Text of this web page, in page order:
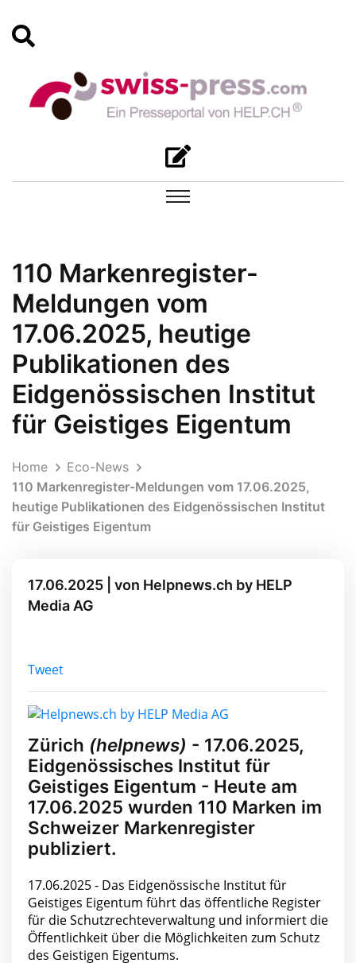
110 Markenregister-
Meldungen vom
17.06.2025, heutige
Publikationen des
Eidgenössischen Institut
für Geistiges Eigentum
Home
Eco-News
110 Markenregister-Meldungen vom 17.06.2025,
heutige Publikationen des Eidgenössischen Institut
für Geistiges Eigentum
17.06.2025 | von Helpnews.ch by HELP
Media AG
Tweet
Zürich (helpnews) - 17.06.2025,
Eidgenössisches Institut für
Geistiges Eigentum - Heute am
17.06.2025 wurden 110 Marken im
Schweizer Markenregister
publiziert.
17.06.2025 - Das Eidgenössische Institut für
Geistiges Eigentum führt das öffentliche Register
für die Schutzrechteverwaltung und informiert die
Öffentlichkeit über die Möglichkeiten zum Schutz
des Geistigen Eigentums.